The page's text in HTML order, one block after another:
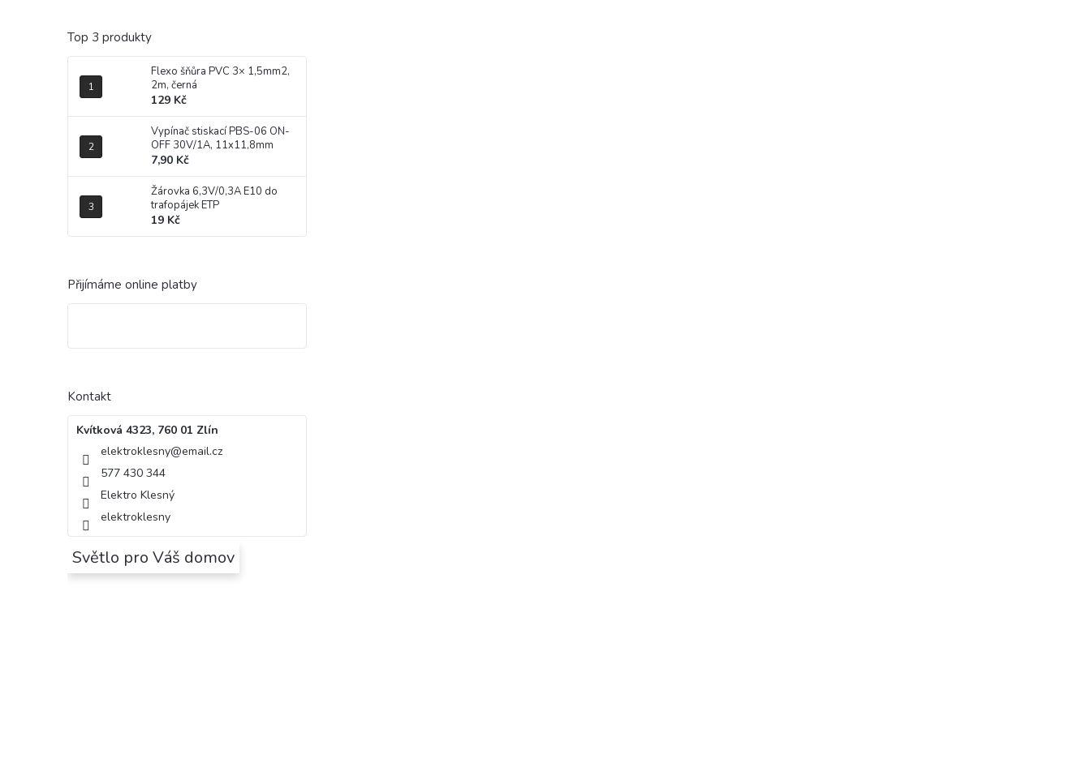
Top 3 produkty
Flexo šňůra PVC 3× 1,5mm2,
2m, černá
129 Kč
Vypínač stiskací PBS-06 ON-
OFF 30V/1A, 11x11,8mm
7,90 Kč
Žárovka 6,3V/0,3A E10 do
trafopájek ETP
19 Kč
Přijímáme online platby
Kontakt
Kvítková 4323, 760 01 Zlín
elektroklesny@email.cz
577 430 344
Elektro Klesný
elektroklesny
Světlo pro Váš domov